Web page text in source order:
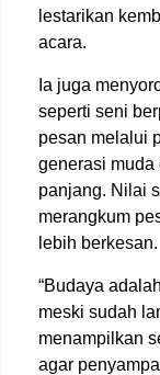
lestarikan
acara.
Ia juga
seperti seni
pesan melalui
generasi muda
panjang. Nilai
merangkum
lebih berkesan.
“Budaya
meski sudah
menampilkan
agar